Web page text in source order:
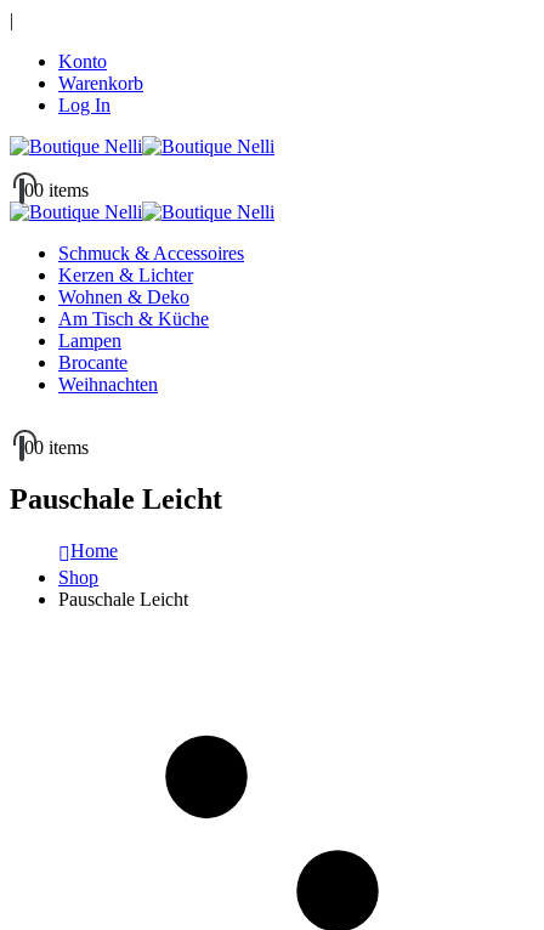
|
Konto
Warenkorb
Log In
00 items
Schmuck & Accessoires
Kerzen & Lichter
Wohnen & Deko
Am Tisch & Küche
Lampen
Brocante
Weihnachten
00 items
Pauschale Leicht
Home
Shop
Pauschale Leicht